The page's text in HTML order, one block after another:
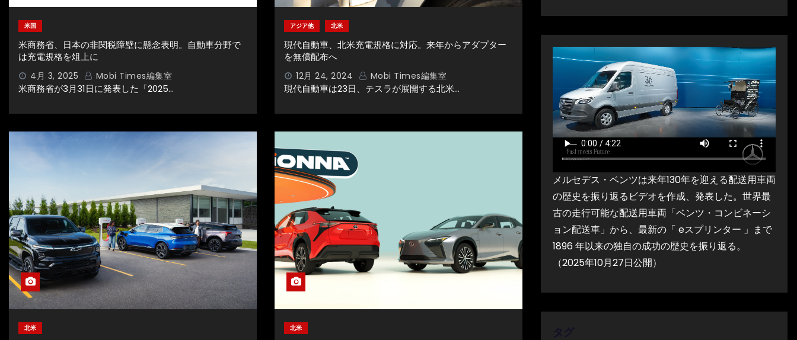
米国
米商務省、日本の非関税障壁に懸念表明。自動車分野で
は充電規格を俎上に
4月 3, 2025 Mobi Times編集室
米商務省が3月31日に発表した「2025…
アジア他 北米
現代自動車、北米充電規格に対応。来年からアダプター
を無償配布へ
12月 24, 2024 Mobi Times編集室
現代自動車は23日、テスラが展開する北米…
北米 北米
メルセデス・ベンツは来年130年を迎える配送用車両
の歴史を振り返るビデオを作成、発表した。世界最
古の走行可能な配送用車両「ベンツ・コンビネーシ
ョン配送車」から、最新の「 eスプリンター 」まで
1896 年以来の独自の成功の歴史を振り返る。
（2025年10月27日公開）